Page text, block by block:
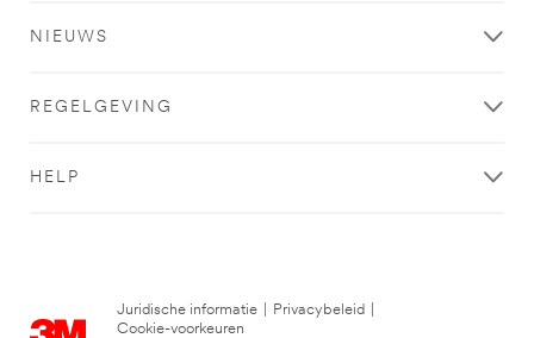
NIEUWS
REGELGEVING
HELP
Juridische informatie Privacybeleid
Cookie-voorkeuren